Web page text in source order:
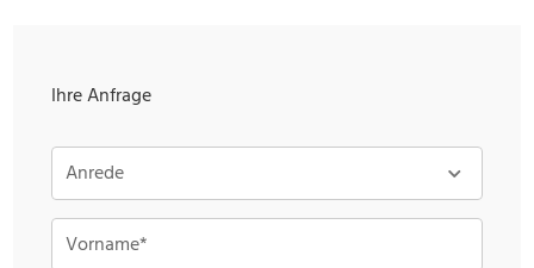
Ihre Anfrage
Anrede
Vorname*